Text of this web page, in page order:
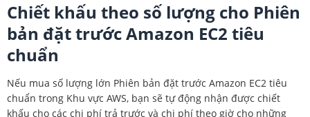
Chiết khấu theo số lượng cho Phiên
bản đặt trước Amazon EC2 tiêu
chuẩn
Nếu mua số lượng lớn Phiên bản đặt trước Amazon EC2 tiêu
chuẩn trong Khu vực AWS, bạn sẽ tự động nhận được chiết
khấu cho các chi phí trả trước và chi phí theo giờ cho những